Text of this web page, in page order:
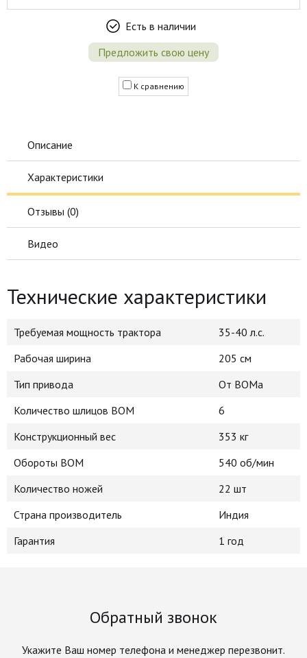
Есть в наличии
Предложить свою цену
К сравнению
Описание
Характеристики
Отзывы (0)
Видео
Технические характеристики
Требуемая мощность трактора
35-40 л.с.
Рабочая ширина
205 см
Тип привода
От ВОМа
Количество шлицов ВОМ
6
Конструкционный вес
353 кг
Обороты ВОМ
540 об/мин
Количество ножей
22 шт
Страна производитель
Индия
Гарантия
1 год
Обратный звонок
Укажите Ваш номер телефона и менеджер перезвонит.